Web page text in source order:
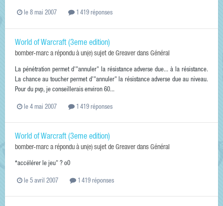
le 8 mai 2007 1 419 réponses
World of Warcraft (3eme edition)
bomber-marc a répondu à un(e) sujet de Greaver dans Général
La pénétration permet d'"annuler" la résistance adverse due... à la résistance.
La chance au toucher permet d'"annuler" la résistance adverse due au niveau.
Pour du pvp, je conseillerais environ 60...
le 4 mai 2007 1 419 réponses
World of Warcraft (3eme edition)
bomber-marc a répondu à un(e) sujet de Greaver dans Général
*accélérer le jeu" ? o0
le 5 avril 2007 1 419 réponses